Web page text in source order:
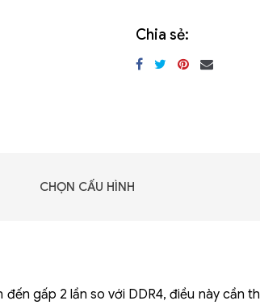
Chia sẻ:
CHỌN CẤU HÌNH
gấp 2 lần so với DDR4, điều này cần